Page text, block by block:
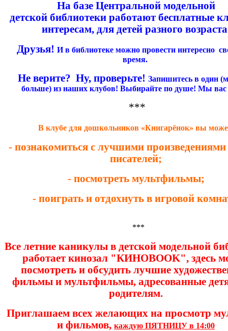
На базе Центральной модельной
детской библиотеки работаютбесплатные
интересам, для детей разного
Друзья! И в библиотеке можно провести интересно
время.
Не верите? Ну, проверьте!Запишитесь в один
больше) из наших клубов!Выбирайте по душе! Мы
***
В клубе для дошкольников «Книгарёнок» вы
- познакомиться с лучшими произведениями
писателей;
- посмотреть мультфильмы;
- поиграть и отдохнуть в игровой
***
Все летние каникулы в детской модельной
работает кинозал "КИНОBOOK", здесь
посмотреть и обсудить лучшие
фильмы и мультфильмы, адресованные
родителям.
Приглашаем всех желающих на просмотр
и фильмов,каждую ПЯТНИЦУ в 14:00